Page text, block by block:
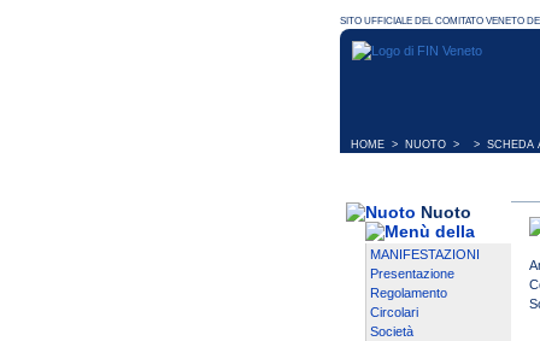
HOME > NUOTO > > SCHEDA
Nuoto
MANIFESTAZIONI
Presentazione
Regolamento
Circolari
Società